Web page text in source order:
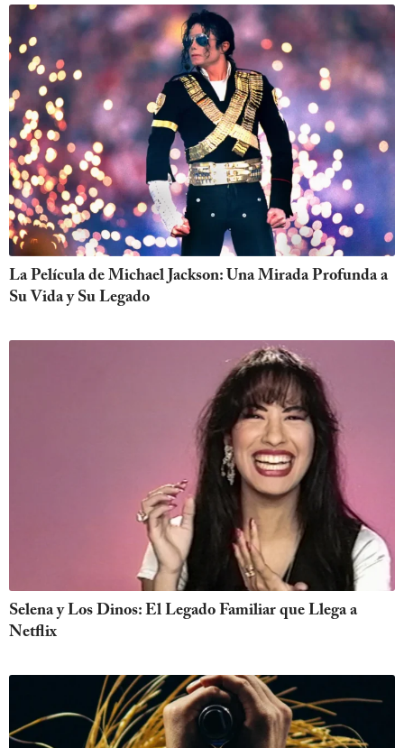
La Película de Michael Jackson: Una Mirada Profunda a
Su Vida y Su Legado
Selena y Los Dinos: El Legado Familiar que Llega a
Netflix